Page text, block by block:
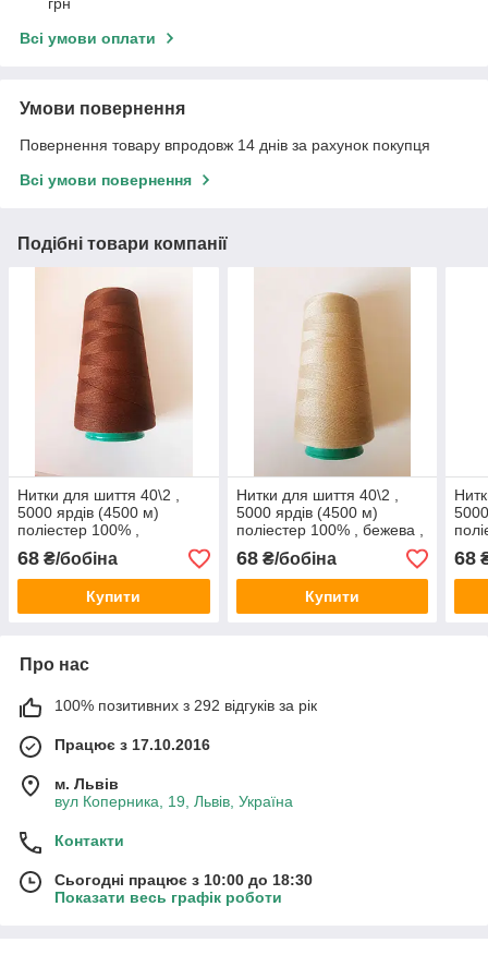
Всі умови оплати
Умови повернення
Повернення товару впродовж 14 днів за рахунок покупця
Всі умови повернення
Подібні товари компанії
Нитки для шиття 40\2 ,
5000 ярдів (4500 м)
поліестер 100% ,
коричнева 307
68 ₴/бобіна
Купити
Нитки для шиття 40\2 ,
5000 ярдів (4500 м)
поліестер 100% , бежева ,
105
68₴/бобіна
Купити
68
Про нас
100% позитивних з 292 відгуків за рік
Працює з 17.10.2016
м. Львів
вул Коперника, 19, Львів, Україна
Контакти
Сьогодні працює з 10:00 до 18:30
Показати весь графік роботи